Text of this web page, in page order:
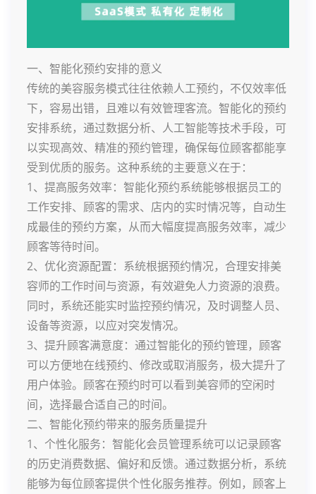
一、智能化预约安排的意义
传统的美容服务模式往往依赖人工预约，不仅效率低
下，容易出错，且难以有效管理客流。智能化的预约
安排系统，通过数据分析、人工智能等技术手段，可
以实现高效、精准的预约管理，确保每位顾客都能享
受到优质的服务。这种系统的主要意义在于：
1、提高服务效率：智能化预约系统能够根据员工的
工作安排、顾客的需求、店内的实时情况等，自动生
成最佳的预约方案，从而大幅度提高服务效率，减少
顾客等待时间。
2、优化资源配置：系统根据预约情况，合理安排美
容师的工作时间与资源，有效避免人力资源的浪费。
同时，系统还能实时监控预约情况，及时调整人员、
设备等资源，以应对突发情况。
3、提升顾客满意度：通过智能化的预约管理，顾客
可以方便地在线预约、修改或取消服务，极大提升了
用户体验。顾客在预约时可以看到美容师的空闲时
间，选择最合适自己的时间。
二、智能化预约带来的服务质量提升
1、个性化服务：智能化会员管理系统可以记录顾客
的历史消费数据、偏好和反馈。通过数据分析，系统
能够为每位顾客提供个性化服务推荐。例如，顾客上